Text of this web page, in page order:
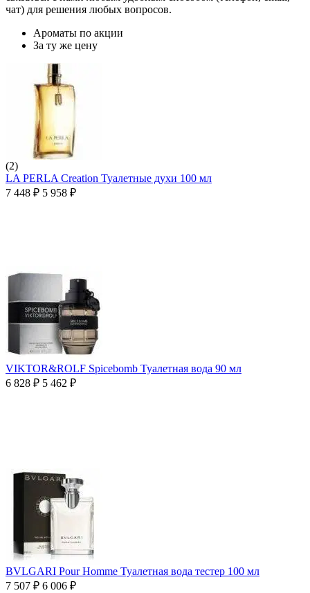
чат) для решения любых вопросов.
Ароматы по акции
За ту же цену
(2)
LA PERLA Creation Туалетные духи 100 мл
7 448 ₽ 5 958 ₽
VIKTOR&ROLF Spicebomb Туалетная вода 90 мл
6 828 ₽ 5 462 ₽
BVLGARI Pour Homme Туалетная вода тестер 100 мл
7 507 ₽ 6 006 ₽